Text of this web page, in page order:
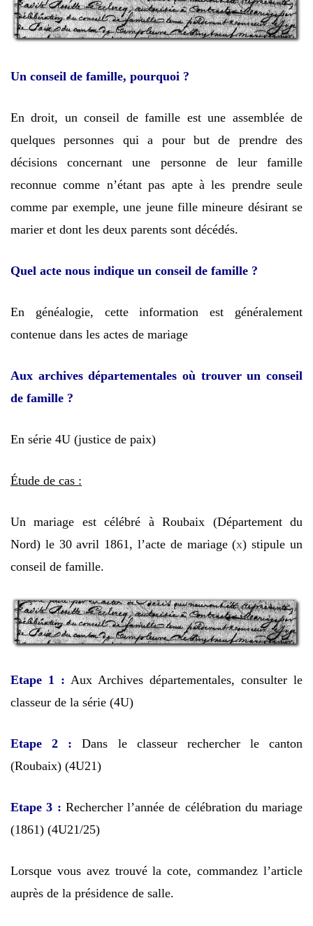
Un conseil de famille, pourquoi ?
En droit, un conseil de famille est une assemblée de
quelques personnes qui a pour but de prendre des
décisions concernant une personne de leur famille
reconnue comme n’étant pas apte à les prendre seule
comme par exemple, une jeune fille mineure désirant se
marier et dont les deux parents sont décédés.
Quel acte nous indique un conseil de famille ?
En généalogie, cette information est généralement
contenue dans les actes de mariage
Aux archives départementales où trouver un conseil
de famille ?
En série 4U (justice de paix)
Étude de cas :
Un mariage est célébré à Roubaix (Département du
Nord) le 30 avril 1861, l’acte de mariage (x) stipule un
conseil de famille.
Etape 1 : Aux Archives départementales, consulter le
classeur de la série (4U)
Etape 2 : Dans le classeur rechercher le canton
(Roubaix) (4U21)
Etape 3 : Rechercher l’année de célébration du mariage
(1861) (4U21/25)
Lorsque vous avez trouvé la cote, commandez l’article
auprès de la présidence de salle.